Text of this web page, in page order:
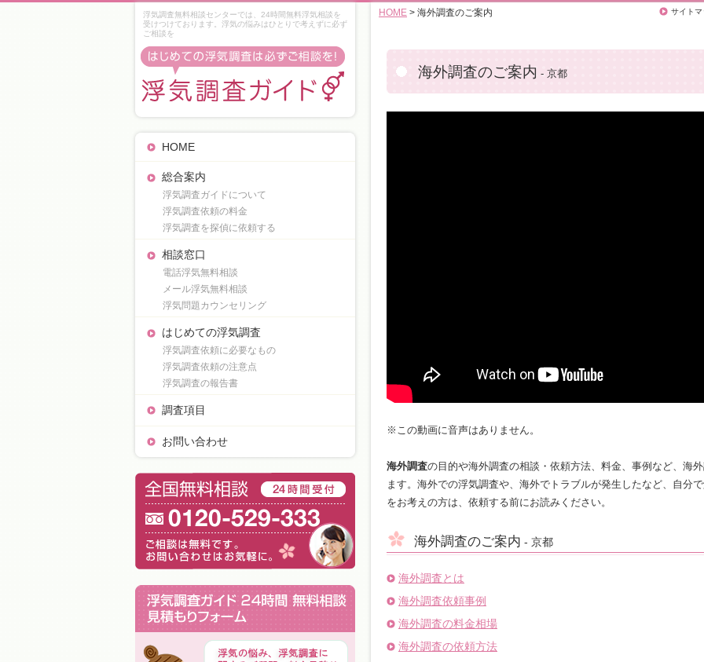
海外調査のご案内 - 京都
※この動画に音声はありません。
海外調査の目的や海外調査の相談・依頼方法、料金、事例など、海
ます。海外での浮気調査や、海外でトラブルが発生したなど、自分
をお考えの方は、依頼する前にお読みください。
海外調査のご案内 - 京都
海外調査とは
海外調査依頼事例
海外調査の料金相場
海外調査の依頼方法
浮気調査無料相談センターでは、24時間無料浮気相談を
受けつけております。浮気の悩みはひとりで考えずに必ず
ご相談を
HOME
総合案内
浮気調査ガイドについて
浮気調査依頼の料金
浮気調査を探偵に依頼する
相談窓口
電話浮気無料相談
メール浮気無料相談
浮気問題カウンセリング
はじめての浮気調査
浮気調査依頼に必要なもの
浮気調査依頼の注意点
浮気調査の報告書
調査項目
お問い合わせ
HOME > 海外調査のご案内 サイトマ